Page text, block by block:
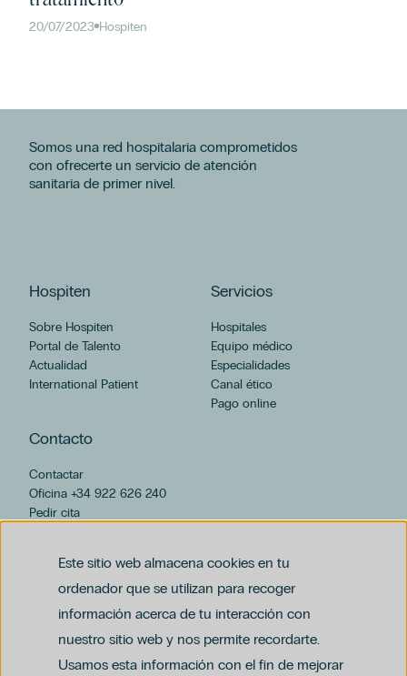
Este sitio web almacena cookies en tu
ordenador que se utilizan para recoger
información acerca de tu interacción con
nuestro sitio web y nos permite recordarte.
Usamos esta información con el fin de mejorar
20/07/2023 Hospiten
Somos una red hospitalaria comprometidos
con ofrecerte un servicio de atención
sanitaria de primer nivel.
Hospiten
Sobre Hospiten
Portal de Talento
Actualidad
International Patient
Servicios
Hospitales
Equipo médico
Especialidades
Canal ético
Pago online
Contacto
Contactar
Oficina +34 922 626 240
Pedir cita